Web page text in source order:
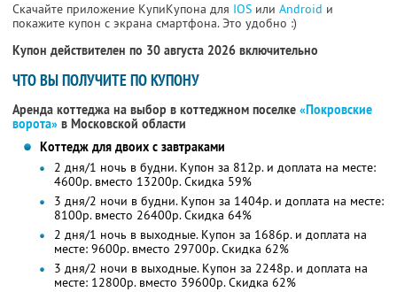
Скачайте приложение КупиКупона для IOS или Android и
покажите купон с экрана смартфона. Это удобно :)
Купон действителен по 30 августа 2026 включительно
ЧТО ВЫ ПОЛУЧИТЕ ПО КУПОНУ
Аренда коттеджа на выбор в коттеджном поселке «Покровские
ворота» в Московской области
Коттедж для двоих с завтраками
2 дня/1 ночь в будни. Купон за 812р. и доплата на месте:
4600р. вместо 13200р. Скидка 59%
3 дня/2 ночи в будни. Купон за 1404р. и доплата на месте:
8100р. вместо 26400р. Скидка 64%
2 дня/1 ночь в выходные. Купон за 1686р. и доплата на
месте: 9600р. вместо 29700р. Скидка 62%
3 дня/2 ночи в выходные. Купон за 2248р. и доплата на
месте: 12800р. вместо 39600р. Скидка 62%